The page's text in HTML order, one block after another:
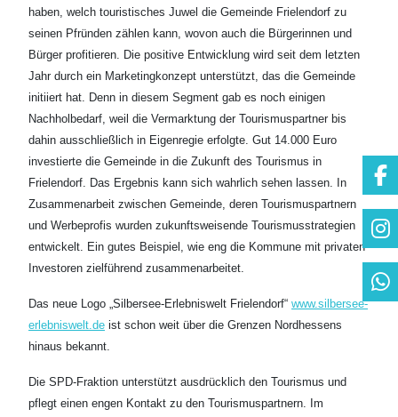
haben, welch touristisches Juwel die Gemeinde Frielendorf zu
seinen Pfründen zählen kann, wovon auch die Bürgerinnen und
Bürger profitieren. Die positive Entwicklung wird seit dem letzten
Jahr durch ein Marketingkonzept unterstützt, das die Gemeinde
initiiert hat. Denn in diesem Segment gab es noch einigen
Nachholbedarf, weil die Vermarktung der Tourismuspartner bis
dahin ausschließlich in Eigenregie erfolgte. Gut 14.000 Euro
investierte die Gemeinde in die Zukunft des Tourismus in
Frielendorf. Das Ergebnis kann sich wahrlich sehen lassen. In
Zusammenarbeit zwischen Gemeinde, deren Tourismuspartnern
und Werbeprofis wurden zukunftsweisende Tourismusstrategien
entwickelt. Ein gutes Beispiel, wie eng die Kommune mit privaten
Investoren zielführend zusammenarbeitet.
Das neue Logo „Silbersee-Erlebniswelt Frielendorf“ www.silbersee-
erlebniswelt.de ist schon weit über die Grenzen Nordhessens
hinaus bekannt.
Die SPD-Fraktion unterstützt ausdrücklich den Tourismus und
pflegt einen engen Kontakt zu den Tourismuspartnern. Im